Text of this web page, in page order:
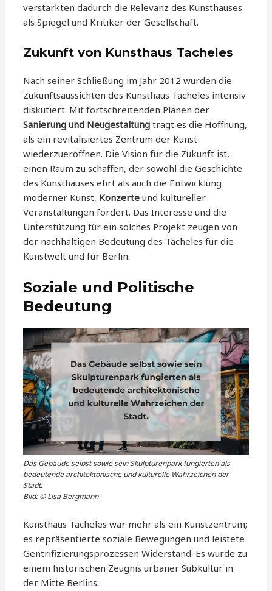
verstärkten dadurch die Relevanz des Kunsthauses
als Spiegel und Kritiker der Gesellschaft.
Zukunft von Kunsthaus Tacheles
Nach seiner Schließung im Jahr 2012 wurden die
Zukunftsaussichten des Kunsthaus Tacheles intensiv
diskutiert. Mit fortschreitenden Plänen der
Sanierung und Neugestaltung trägt es die Hoffnung,
als ein revitalisiertes Zentrum der Kunst
wiederzueröffnen. Die Vision für die Zukunft ist,
einen Raum zu schaffen, der sowohl die Geschichte
des Kunsthauses ehrt als auch die Entwicklung
moderner Kunst, Konzerte und kultureller
Veranstaltungen fördert. Das Interesse und die
Unterstützung für ein solches Projekt zeugen von
der nachhaltigen Bedeutung des Tacheles für die
Kunstwelt und für Berlin.
Soziale und Politische
Bedeutung
Das Gebäude selbst sowie sein Skulpturenpark fungierten als
bedeutende architektonische und kulturelle Wahrzeichen der
Stadt.
Bild: © Lisa Bergmann
Kunsthaus Tacheles war mehr als ein Kunstzentrum;
es repräsentierte soziale Bewegungen und leistete
Gentrifizierungsprozessen Widerstand. Es wurde zu
einem historischen Zeugnis urbaner Subkultur in
der Mitte Berlins.